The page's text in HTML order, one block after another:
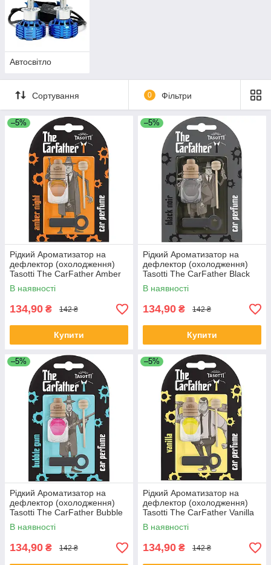
Автосвітло
Сортування 0 Фільтри
–5%
Рідкий Ароматизатор на
дефлектор (охолодження)
Tasotti The CarFather Amber
Night (Бурштинова ніч) 7ml
В наявності
134,90 ₴ 142 ₴
Купити
–5%
Рідкий Ароматизатор на
дефлектор (охолодження)
Tasotti The CarFather Black
Noir (Чорний лід) 7ml
В наявності
134,90 ₴ 142 ₴
Купити
–5%
Рідкий Ароматизатор на
дефлектор (охолодження)
Tasotti The CarFather Bubble
Gum (Жувальна Гумка) 7ml
В наявності
134,90 ₴ 142 ₴
–5%
Рідкий Ароматизатор на
дефлектор (охолодження)
Tasotti The CarFather Vanilla
(Ваніль) 7ml
В наявності
134,90 ₴ 142 ₴